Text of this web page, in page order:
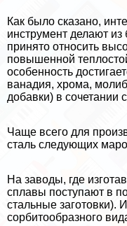
Как было сказано,
инструмент делают
принято относить
повышенной
особенность
ванадия, хрома,
добавки) в сочетании
Чаще всего для
сталь следующих
На заводы, где
сплавы поступают в
стальные заготовки).
сорбитообразного